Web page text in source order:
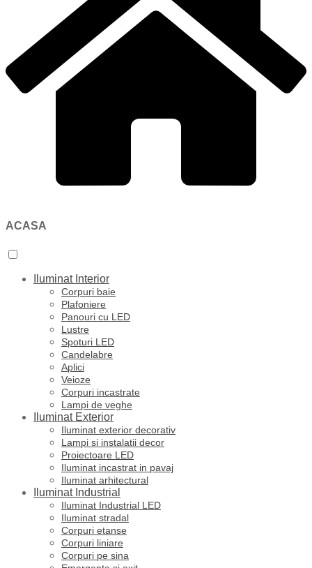
ACASA
Iluminat Interior
Corpuri baie
Plafoniere
Panouri cu LED
Lustre
Spoturi LED
Candelabre
Aplici
Veioze
Corpuri incastrate
Lampi de veghe
Iluminat Exterior
Iluminat exterior decorativ
Lampi si instalatii decor
Proiectoare LED
Iluminat incastrat in pavaj
Iluminat arhitectural
Iluminat Industrial
Iluminat Industrial LED
Iluminat stradal
Corpuri etanse
Corpuri liniare
Corpuri pe sina